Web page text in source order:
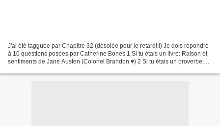
J'ai été tagguée par Chapitre 32 (désolée pour le retard!!!) Je dois répondre
à 10 questions posées par Catherine Bones 1 Si tu étais un livre: Raison et
sentiments de Jane Austen (Colonel Brandon ♥) 2 Si tu étais un proverbe: